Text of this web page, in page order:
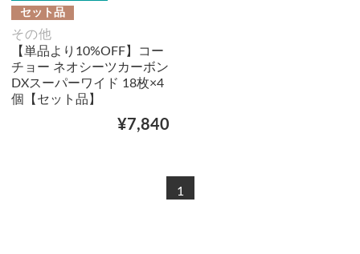
セット品
その他
【単品より10%OFF】コー
チョー ネオシーツカーボン
DXスーパーワイド 18枚×4
個【セット品】
¥7,840
1